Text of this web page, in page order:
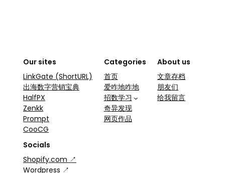
Our sites
LinkGate (ShortURL)
出海数字营销宝典
HalfPX
Zenkk
Prompt
CooCG
Categories
首页
爱咋地咋地
招数学习
奇异发现
网页作品
About us
文章存档
朋友们
给我留言
Socials
Shopify.com ↗
Wordpress ↗